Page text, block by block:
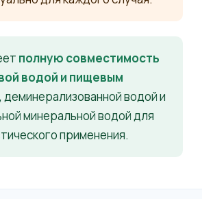
полную совместимость
водой и пищевым
, деминерализованной водой и
минеральной водой для
применения.